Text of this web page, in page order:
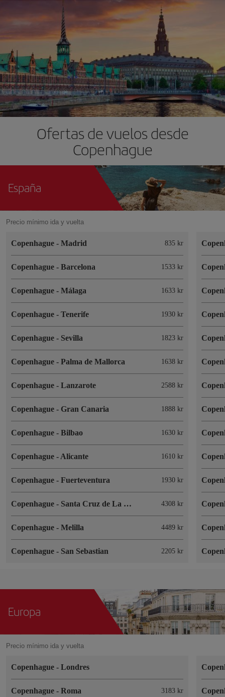
Ofertas de vuelos desde
Copenhague
España
Precio mínimo ida y vuelta
Copenhague - Madrid 835 kr
Copenhague - Barcelona 1533 kr
Copenhague - Málaga 1633 kr
Copenhague - Tenerife 1930 kr
Copenhague - Sevilla 1823 kr
Copenhague - Palma de Mallorca 1638 kr
Copenhague - Lanzarote 2588 kr
Copenhague - Gran Canaria 1888 kr
Copenhague - Bilbao 1630 kr
Copenhague - Alicante 1610 kr
Copenhague - Fuerteventura 1930 kr
Copenhague - Santa Cruz de La Palma 4308 kr
Copenhague - Melilla 4489 kr
Copenhague - San Sebastian 2205 kr
Europa
Precio mínimo ida y vuelta
Copenhague - Londres
Copenhague - Roma 3183 kr